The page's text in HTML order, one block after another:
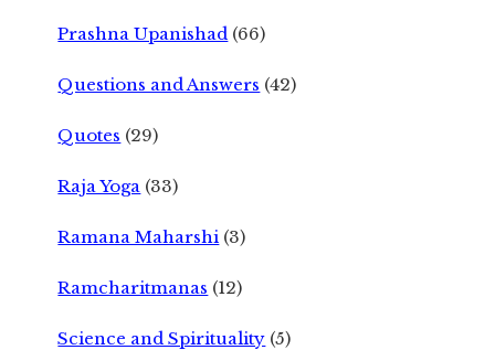
Prashna Upanishad (66)
Questions and Answers (42)
Quotes (29)
Raja Yoga (33)
Ramana Maharshi (3)
Ramcharitmanas (12)
Science and Spirituality (5)